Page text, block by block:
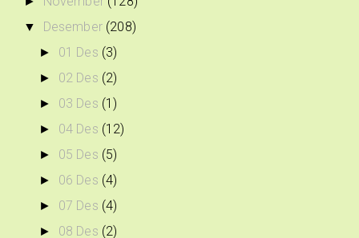
▼ Desember (208)
► 01 Des (3)
► 02 Des (2)
► 03 Des (1)
► 04 Des (12)
► 05 Des (5)
► 06 Des (4)
► 07 Des (4)
► 08 Des (2)